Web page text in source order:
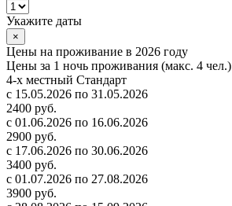
Укажите даты
×
Цены на проживание в 2026 году
Цены за 1 ночь проживания (макс. 4 чел.)
4-х местный Стандарт
с 15.05.2026 по 31.05.2026
2400 руб.
с 01.06.2026 по 16.06.2026
2900 руб.
с 17.06.2026 по 30.06.2026
3400 руб.
с 01.07.2026 по 27.08.2026
3900 руб.